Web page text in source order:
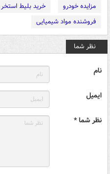
مزایده خودرو
خرید بلیط استخر
فروشنده مواد شیمیایی
نظر شما
نام
ایمیل
نظر شما *